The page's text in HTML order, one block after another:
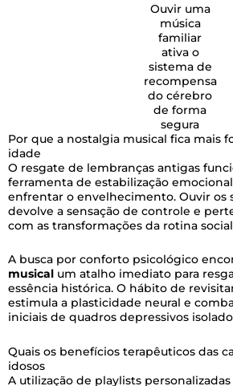
Ouvir uma
música
familiar
ativa o
sistema de
recompensa
do cérebro
de forma
segura
Por que a nostalgia musical fica mais
idade
O resgate de lembranças antigas
ferramenta de estabilização
enfrentar o envelhecimento. Ouvir os
devolve a sensação de controle e
com as transformações da rotina
A busca por conforto psicológico
musical um atalho imediato para
essência histórica. O hábito de
estimula a plasticidade neural e
iniciais de quadros depressivos
Quais os benefícios terapêuticos das
idosos
A utilização de playlists